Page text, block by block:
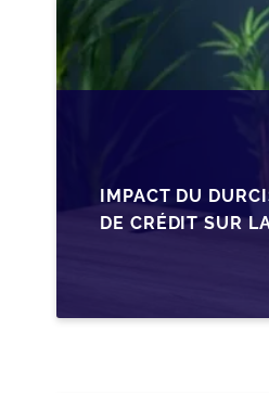
IMPACT DU
DE CRÉDIT SUR